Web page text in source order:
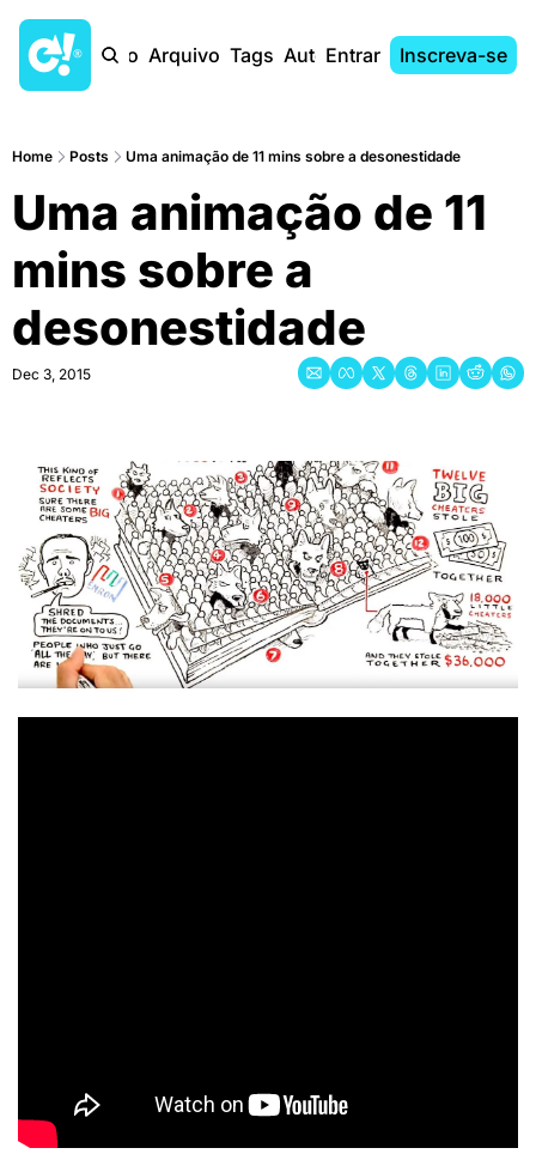
Início Arquivo Tags AutoresEntrar Inscreva-se
Home Posts Uma animação de 11 mins sobre a desonestidade
Uma animação de 11
mins sobre a
desonestidade
Dec 3, 2015